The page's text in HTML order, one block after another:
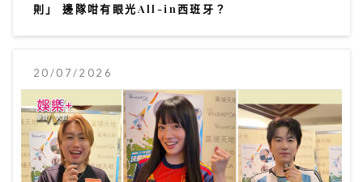
則」 邊隊咁有眼光All-in西班牙？
20/07/2026